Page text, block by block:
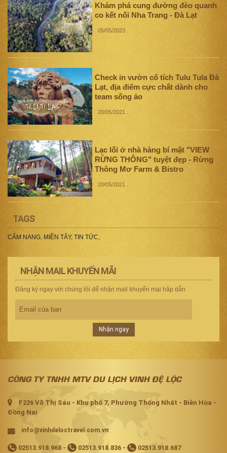
Khám phá cung đường đèo quanh
co kết nối Nha Trang - Đà Lạt
05/05/2023
Check in vườn cổ tích Tulu Tula Đà
Lạt, địa điểm cực chất dành cho
team sống ảo
20/05/2021
Lạc lối ở nhà hàng bí mật "VIEW
RỪNG THÔNG" tuyệt đẹp - Rừng
Thông Mơ Farm & Bistro
20/05/2021
TAGS
CẨM NANG, MIỀN TÂY, TIN TỨC,
NHẬN MAIL KHUYẾN MÃI
Đăng ký ngay với chúng tôi để nhận mail khuyến mại hâp dẫn
Nhận ngay
CÔNG TY TNHH MTV DU LỊCH VINH ĐỆ LỘC
F226 Võ Thị Sáu - Khu phố 7, Phường Thống Nhất - Biên Hòa -
Đồng Nai
info@vinhdeloctravel.com.vn
02513.918.968 - 02513.918.836 - 02513.918.687